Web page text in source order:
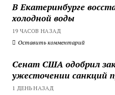
В Екатеринбурге
холодной воды
19 ЧАСОВ НАЗАД
Оставить комментарий
Сенат США одобрил
ужесточении санкций
1 ДЕНЬ НАЗАД